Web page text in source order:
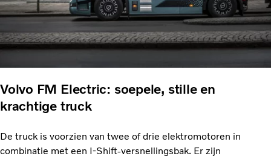
Volvo FM Electric: soepele, stille en
krachtige truck
De truck is voorzien van twee of drie elektro­motoren in
combinatie met een I-Shift-versnellings­bak. Er zijn